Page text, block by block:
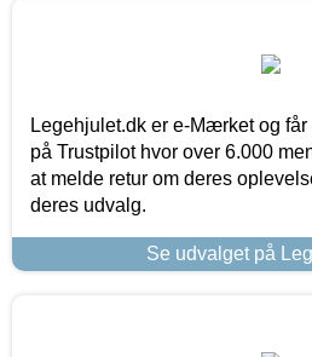
Legehjulet.dk er e-Mærket og
på Trustpilot hvor over 6.000
at melde retur om deres
deres udvalg.
Se udvalget på